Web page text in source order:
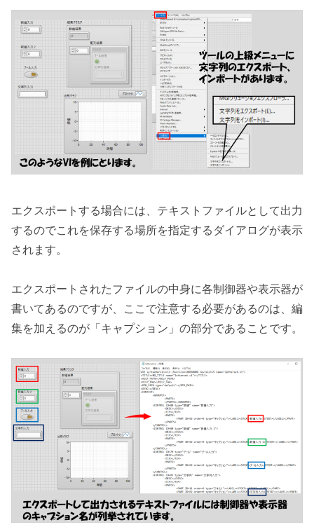
エクスポートする場合には、テキストファイルとして出力
するのでこれを保存する場所を指定するダイアログが表示
されます。
エクスポートされたファイルの中身に各制御器や表示器が
書いてあるのですが、ここで注意する必要があるのは、編
集を加えるのが「キャプション」の部分であることです。